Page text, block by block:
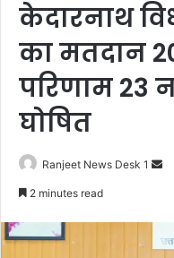
केदारनाथ
का मतदान
परिणाम 23
घोषित
Ranjeet News Desk 1
a
2 minutes read